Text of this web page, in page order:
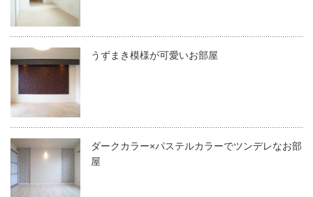
うずまき模様が可愛いお部屋
ダークカラー×パステルカラーでツンデレなお部
屋